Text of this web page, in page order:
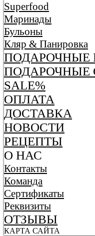
Superfood
Маринады
Бульоны
Кляр & Панировка
ПОДАРОЧНЫЕ
ПОДАРОЧНЫЕ
SALE%
ОПЛАТА
ДОСТАВКА
НОВОСТИ
РЕЦЕПТЫ
О НАС
Контакты
Команда
Сертификаты
Реквизиты
ОТЗЫВЫ
КАРТА САЙТА